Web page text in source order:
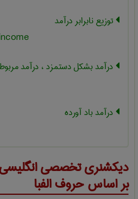
توزیع نابرابر درآمد
درآمد بشکل دستمزد ، درآمد
درآمد باد آورده
دیکشنری تخصصی
بر اساس حروف الفبا